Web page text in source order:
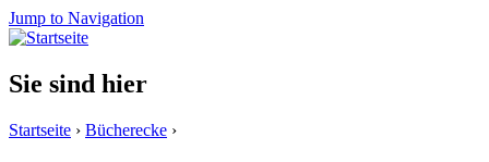
Jump to Navigation
Sie sind hier
Startseite › Bücherecke ›